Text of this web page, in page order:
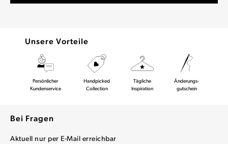
Unsere Vorteile
Persönlicher
Kundenservice
Handpicked
Collection
Tägliche
Inspiration
Änderungs-
gutschein
Bei Fragen
Aktuell nur per E-Mail erreichbar